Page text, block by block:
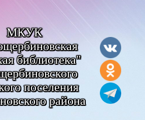
МКУК
библиотека"
поселения
района